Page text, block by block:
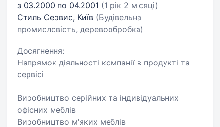
з 03.2000 по 04.2001 (1 рік 2 місяці)
Стиль Сервис, Київ (Будівельна
промисловість, деревообробка)
Досягнення:
Напрямок діяльності компанії в продукті та
сервісі
Виробництво серійних та індивідуальних
офісних меблів
Виробництво м'яких меблів